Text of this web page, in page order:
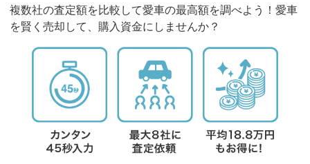
複数社の査定額を比較して愛車の最高額を調べよう！愛車
を賢く売却して、購入資金にしませんか？